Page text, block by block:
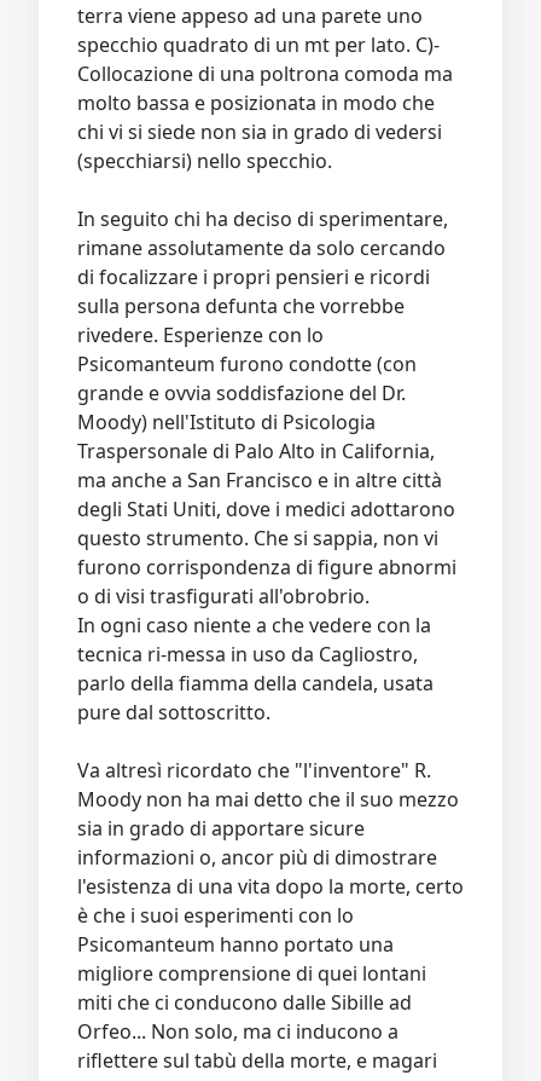
terra viene appeso ad una parete uno
specchio quadrato di un mt per lato. C)-
Collocazione di una poltrona comoda ma
molto bassa e posizionata in modo che
chi vi si siede non sia in grado di vedersi
(specchiarsi) nello specchio.
In seguito chi ha deciso di sperimentare,
rimane assolutamente da solo cercando
di focalizzare i propri pensieri e ricordi
sulla persona defunta che vorrebbe
rivedere. Esperienze con lo
Psicomanteum furono condotte (con
grande e ovvia soddisfazione del Dr.
Moody) nell'Istituto di Psicologia
Traspersonale di Palo Alto in California,
ma anche a San Francisco e in altre città
degli Stati Uniti, dove i medici adottarono
questo strumento. Che si sappia, non vi
furono corrispondenza di figure abnormi
o di visi trasfigurati all'obrobrio.
In ogni caso niente a che vedere con la
tecnica ri-messa in uso da Cagliostro,
parlo della fiamma della candela, usata
pure dal sottoscritto.
Va altresì ricordato che "l'inventore" R.
Moody non ha mai detto che il suo mezzo
sia in grado di apportare sicure
informazioni o, ancor più di dimostrare
l'esistenza di una vita dopo la morte, certo
è che i suoi esperimenti con lo
Psicomanteum hanno portato una
migliore comprensione di quei lontani
miti che ci conducono dalle Sibille ad
Orfeo... Non solo, ma ci inducono a
riflettere sul tabù della morte, e magari